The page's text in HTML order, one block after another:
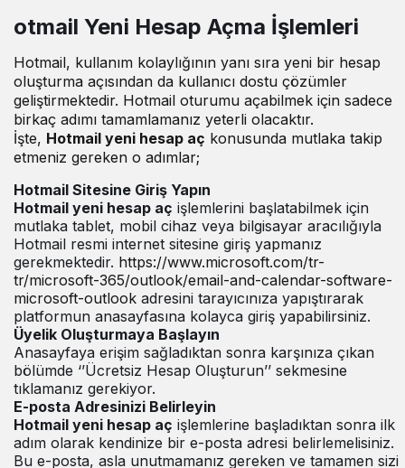
otmail Yeni Hesap Açma İşlemleri
Hotmail, kullanım kolaylığının yanı sıra yeni bir hesap
oluşturma açısından da kullanıcı dostu çözümler
geliştirmektedir. Hotmail oturumu açabilmek için sadece
birkaç adımı tamamlamanız yeterli olacaktır.
İşte, Hotmail yeni hesap aç konusunda mutlaka takip
etmeniz gereken o adımlar;
Hotmail Sitesine Giriş Yapın
Hotmail yeni hesap aç işlemlerini başlatabilmek için
mutlaka tablet, mobil cihaz veya bilgisayar aracılığıyla
Hotmail resmi internet sitesine giriş yapmanız
gerekmektedir. https://www.microsoft.com/tr-
tr/microsoft-365/outlook/email-and-calendar-software-
microsoft-outlook adresini tarayıcınıza yapıştırarak
platformun anasayfasına kolayca giriş yapabilirsiniz.
Üyelik Oluşturmaya Başlayın
Anasayfaya erişim sağladıktan sonra karşınıza çıkan
bölümde ‘’Ücretsiz Hesap Oluşturun’’ sekmesine
tıklamanız gerekiyor.
E-posta Adresinizi Belirleyin
Hotmail yeni hesap aç işlemlerine başladıktan sonra ilk
adım olarak kendinize bir e-posta adresi belirlemelisiniz.
Bu e-posta, asla unutmamanız gereken ve tamamen sizi